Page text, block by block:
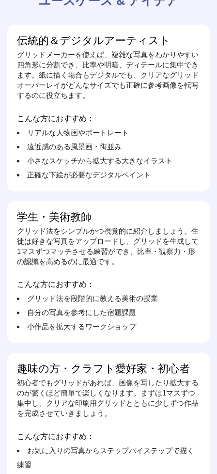
伝統的＆デジタルアーティスト
グリッドメーカーを使えば、複雑な写真をわかりやすい
四角形に分割でき、比率や明暗、ディテールに集中でき
ます。紙に描く場合もデジタルでも、クリアなグリッド
オーバーレイがどんなサイズでも正確に参考画像を転写
するのに役立ちます。
こんな方におすすめ：
リアルな人物画やポートレート
遠近感のある風景画・街並み
小さなスケッチから拡大する大きなイラスト
正確な下絵が必要なデジタルペイント
学生・美術教師
グリッド法をシンプルかつ視覚的に紹介しましょう。生
徒は好きな写真をアップロードし、グリッドを生成して
1マスずつマッチさせる練習ができ、比率・観察力・形
の認識を高めるのに最適です。
こんな方におすすめ：
グリッド法を段階的に教える美術の授業
自分の写真を参考にした宿題課題
小作品を拡大するワークショップ
趣味の方・クラフト愛好家・初心者
初心者でもグリッドがあれば、画像を写したり拡大する
のが驚くほど簡単で楽しくなります。まずは1マスずつ
集中し、クリアな印刷用グリッドとともに少しずつ作品
を完成させていきましょう。
こんな方におすすめ：
お気に入りの写真からステップバイステップで描く
練習